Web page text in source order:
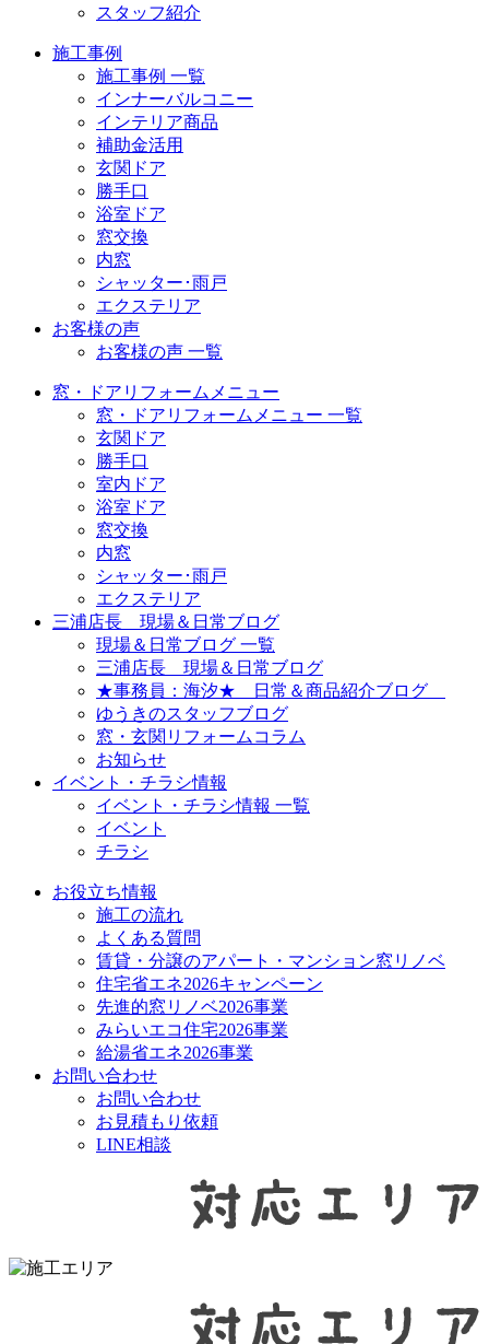
スタッフ紹介
施工事例
施工事例 一覧
インナーバルコニー
インテリア商品
補助金活用
玄関ドア
勝手口
浴室ドア
窓交換
内窓
シャッター･雨戸
エクステリア
お客様の声
お客様の声 一覧
窓・ドアリフォームメニュー
窓・ドアリフォームメニュー 一覧
玄関ドア
勝手口
室内ドア
浴室ドア
窓交換
内窓
シャッター･雨戸
エクステリア
三浦店長 現場＆日常ブログ
現場＆日常ブログ 一覧
三浦店長 現場＆日常ブログ
★事務員：海汐★ 日常＆商品紹介ブログ
ゆうきのスタッフブログ
窓・玄関リフォームコラム
お知らせ
イベント・チラシ情報
イベント・チラシ情報 一覧
イベント
チラシ
お役立ち情報
施工の流れ
よくある質問
賃貸・分譲のアパート・マンション窓リノベ
住宅省エネ2026キャンペーン
先進的窓リノベ2026事業
みらいエコ住宅2026事業
給湯省エネ2026事業
お問い合わせ
お問い合わせ
お見積もり依頼
LINE相談